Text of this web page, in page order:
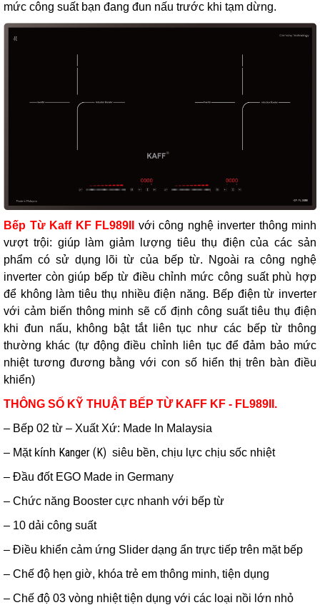
mức công suất bạn đang đun nấu trước khi tạm dừng.
Bếp Từ Kaff KF FL989II
với công nghệ inverter thông minh
vượt trội: giúp làm giảm lượng tiêu thụ điện của các sản
phẩm có sử dụng lõi từ của bếp từ. Ngoài ra công nghệ
inverter còn giúp bếp từ điều chỉnh mức công suất phù hợp
để không làm tiêu thụ nhiều điện năng. Bếp điện từ inverter
với cảm biến thông minh sẽ cố định công suất tiêu thụ điện
khi đun nấu, không bật tắt liên tục như các bếp từ thông
thường khác (tự động điều chỉnh liên tục để đảm bảo mức
nhiệt tương đương bằng với con số hiển thị trên bàn điều
khiển)
THÔNG SỐ KỸ THUẬT BẾP TỪ KAFF KF - FL989II.
– Bếp 02 từ – Xuất Xứ: Made In Malaysia
– Mặt kính Kanger (K) siêu bền, chịu lực chịu sốc nhiệt
– Đầu đốt EGO Made in Germany
– Chức năng Booster cực nhanh với bếp từ
– 10 dải công suất
– Điều khiển cảm ứng Slider dạng ẩn trực tiếp trên mặt bếp
– Chế độ hẹn giờ, khóa trẻ em thông minh, tiện dụng
– Chế độ 03 vòng nhiệt tiện dụng với các loại nồi lớn nhỏ